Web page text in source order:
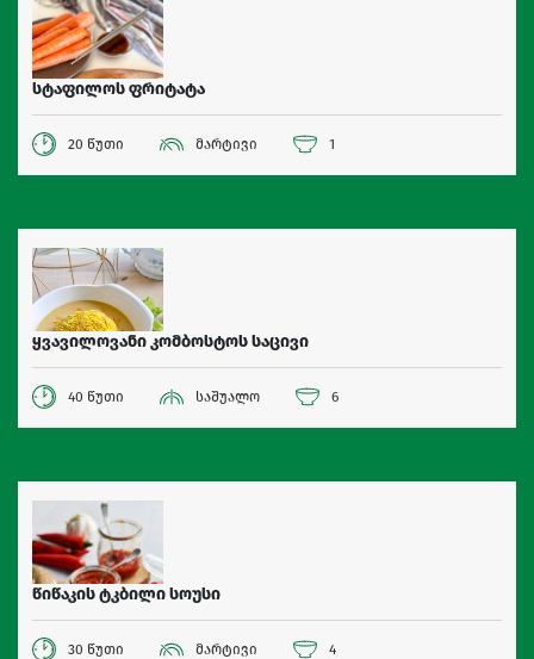
სტაფილოს ფრიტატა
20 წუთი მარტივი 1
ყვავილოვანი კომბოსტოს საცივი
40 წუთი საშუალო 6
წიწაკის ტკბილი სოუსი
30 წუთი მარტივი 4